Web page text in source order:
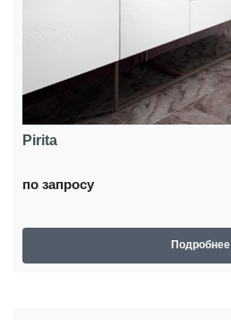
Pirita
по запросу
Подробнее